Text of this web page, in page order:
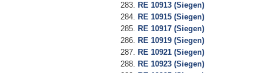
RE 10913 (Siegen)
RE 10915 (Siegen)
RE 10917 (Siegen)
RE 10919 (Siegen)
RE 10921 (Siegen)
RE 10923 (Siegen)